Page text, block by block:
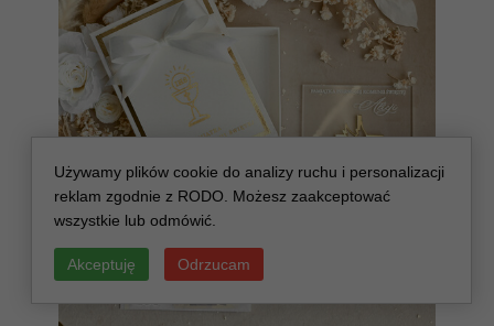
Używamy plików cookie do analizy ruchu i personalizacji
reklam zgodnie z RODO. Możesz zaakceptować
wszystkie lub odmówić.
Akceptuję Odrzucam